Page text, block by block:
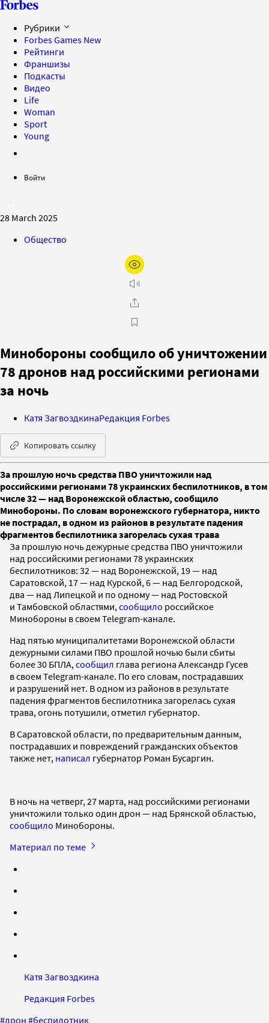
Рубрики
Forbes Games New
Рейтинги
Франшизы
Подкасты
Видео
Life
Woman
Sport
Young
Войти
28 March 2025
Общество
Минобороны сообщило об уничтожении
78 дронов над российскими регионами
за ночь
Катя ЗагвоздкинаРедакция Forbes
Копировать ссылку
За прошлую ночь средства ПВО уничтожили над
российскими регионами 78 украинских беспилотников, в том
числе 32 — над Воронежской областью, сообщило
Минобороны. По словам воронежского губернатора, никто
не пострадал, в одном из районов в результате падения
фрагментов беспилотника загорелась сухая трава
За прошлую ночь дежурные средства ПВО уничтожили
над российскими регионами 78 украинских
беспилотников: 32 — над Воронежской, 19 — над
Саратовской, 17 — над Курской, 6 — над Белгородской,
два — над Липецкой и по одному — над Ростовской
и Тамбовской областями, сообщило российское
Минобороны в своем Telegram-канале.
Над пятью муниципалитетами Воронежской области
дежурными силами ПВО прошлой ночью были сбиты
более 30 БПЛА, сообщил глава региона Александр Гусев
в своем Telegram-канале. По его словам, пострадавших
и разрушений нет. В одном из районов в результате
падения фрагментов беспилотника загорелась сухая
трава, огонь потушили, отметил губернатор.
В Саратовской области, по предварительным данным,
пострадавших и повреждений гражданских объектов
также нет, написал губернатор Роман Бусаргин.
В ночь на четверг, 27 марта, над российскими регионами
уничтожили только один дрон — над Брянской областью,
сообщило Минобороны.
Материал по теме
Катя Загвоздкина
Редакция Forbes
#дрон #беспилотник